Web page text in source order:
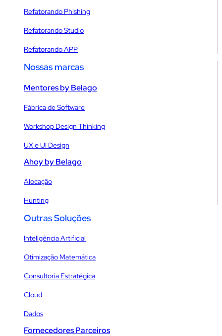
Refatorando Phishing
Refatorando Studio
Refatorando APP
Nossas marcas
Mentores by Belago
Fábrica de Software
Workshop Design Thinking
UX e UI Design
Ahoy by Belago
Alocação
Hunting
Outras Soluções
Inteligência Artificial
Otimização Matemática
Consultoria Estratégica
Cloud
Dados
Fornecedores Parceiros